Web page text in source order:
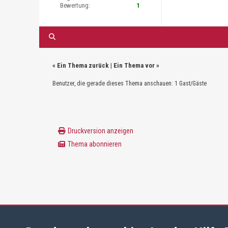
Bewertung:
1
« Ein Thema zurück| Ein Thema vor»
Benutzer, die gerade dieses Thema anschauen: 1 Gast/Gäste
Druckversion anzeigen
Thema abonnieren